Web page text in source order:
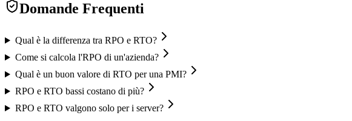
Domande Frequenti
Qual è la differenza tra RPO e RTO?
Come si calcola l'RPO di un'azienda?
Qual è un buon valore di RTO per una PMI?
RPO e RTO bassi costano di più?
RPO e RTO valgono solo per i server?